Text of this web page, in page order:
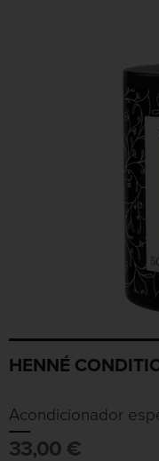
HENNÉ
Acondicionador
33,00 €